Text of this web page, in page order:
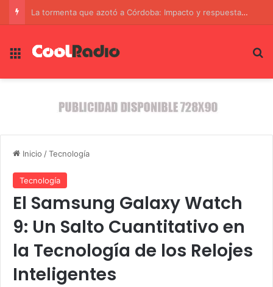
Córdoba se lanza a la innovación: Los Premios Día de la Industria 2026 buscan a los emprendedores más destacados
Menú
Inicio /Tecnología
Tecnología
El Samsung Galaxy Watch
9: Un Salto Cuantitativo en
la Tecnología de los Relojes
Inteligentes